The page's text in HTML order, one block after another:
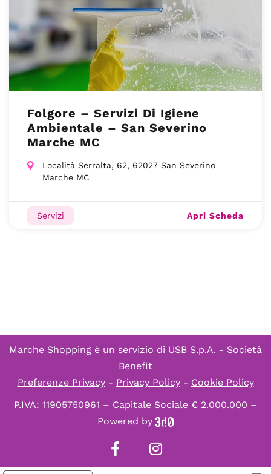
Folgore – Servizi Di Igiene
Ambientale – San Severino
Marche MC
Località Serralta, 62, 62027 San Severino
Marche MC
Servizi Apri Scheda
Marche Shopping è un servizio di USB S.p.A. - Società
Benefit
Preferenze Privacy- Privacy Policy- Cookie Policy
P.IVA: 11905750961 – Capitale Sociale € 2.000.000 –
Powered by